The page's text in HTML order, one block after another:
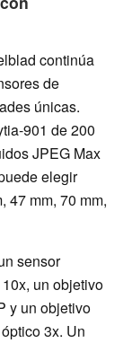
continúa
de
únicas.
901 de 200
JPEG Max
elegir
47 mm, 70 mm,
sensor
un objetivo
y un objetivo
3x. Un